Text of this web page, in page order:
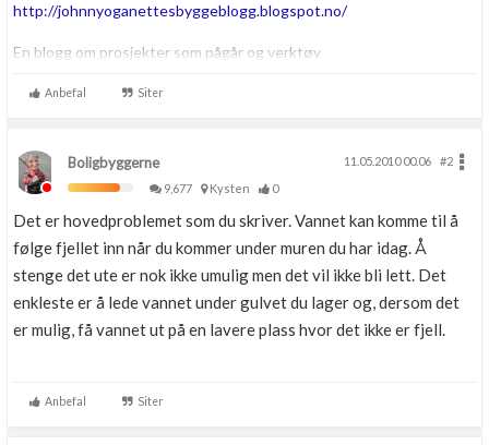
http://johnnyoganettesbyggeblogg.blogspot.no/
En blogg om prosjekter som pågår og verktøy
Anbefal Siter
Boligbyggerne 11.05.2010 00.06
#2
9,677
Kysten 0
Det er hovedproblemet som du skriver. Vannet kan komme til å
følge fjellet inn når du kommer under muren du har idag. Å
stenge det ute er nok ikke umulig men det vil ikke bli lett. Det
enkleste er å lede vannet under gulvet du lager og, dersom det
er mulig, få vannet ut på en lavere plass hvor det ikke er fjell.
Anbefal Siter